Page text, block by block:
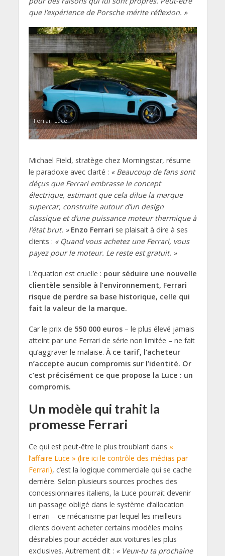
que l’expérience de Porsche mérite réflexion. »
Ferrari Luce
Michael Field, stratège chez Morningstar, résume
le paradoxe avec clarté : « Beaucoup de fans sont
déçus que Ferrari embrasse le concept
électrique, estimant que cela dilue la marque
supercar, construite autour d’un design
classique et d’une puissance moteur thermique à
l’état brut. » Enzo Ferrari se plaisait à dire à ses
clients : « Quand vous achetez une Ferrari, vous
payez pour le moteur. Le reste est gratuit. »
L’équation est cruelle : pour séduire une nouvelle
clientèle sensible à l’environnement, Ferrari
risque de perdre sa base historique, celle qui
fait la valeur de la marque.
Car le prix de 550 000 euros– le plus élevé jamais
atteint par une Ferrari de série non limitée – ne fait
qu’aggraver le malaise. À ce tarif, l’acheteur
n’accepte aucun compromis sur l’identité. Or
c’est précisément ce que propose la Luce : un
compromis.
Un modèle qui trahit la
promesse Ferrari
Ce qui est peut-être le plus troublant dans «
l’affaire Luce » (lire ici le contrôle des médias par
Ferrari), c’est la logique commerciale qui se cache
derrière. Selon plusieurs sources proches des
concessionnaires italiens, la Luce pourrait devenir
un passage obligé dans le système d’allocation
Ferrari – ce mécanisme par lequel les meilleurs
clients doivent acheter certains modèles moins
désirables pour accéder aux voitures les plus
exclusives. Autrement dit : « Veux-tu ta prochaine